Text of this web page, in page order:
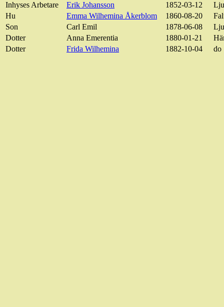
Inhyses Arbetare Erik Johansson 1852-03-12
Hu
Emma Wilhemina Åkerblom 1860-08-20
Son
Carl Emil 1878-06-08
Dotter
Anna Emerentia 1880-01-21
Dotter
Frida Wilhemina 1882-10-04 do